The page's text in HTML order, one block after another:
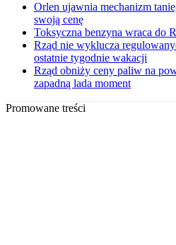
Orlen ujawnia mechanizm
swoją cenę
Toksyczna benzyna wraca do
Rząd nie wyklucza
ostatnie tygodnie wakacji
Rząd obniży ceny paliw na
zapadną lada moment
Promowane treści